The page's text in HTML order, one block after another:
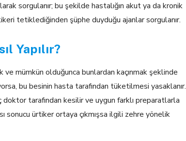
sorgulanır; bu şekilde hastalığın akut ya da kronik
tetiklediğinden şüphe duyduğu ajanlar sorgulanır.
Yapılır?
mümkün olduğunca bunlardan kaçınmak şeklinde
bu besinin hasta tarafından tüketilmesi yasaklanır.
tarafından kesilir ve uygun farklı preparatlarla
sonucu ürtiker ortaya çıkmışsa ilgili zehre yönelik